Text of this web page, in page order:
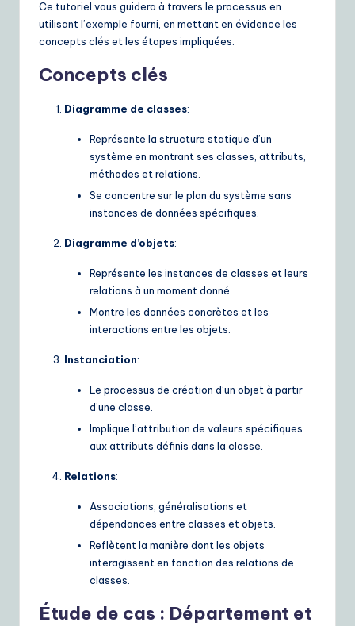
o
Ce tutoriel vous guidera à travers le processus en
utilisant l’exemple fourni, en mettant en évidence les
concepts clés et les étapes impliquées.
Concepts clés
Diagramme de classes:
Représente la structure statique d’un
système en montrant ses classes, attributs,
méthodes et relations.
Se concentre sur le plan du système sans
instances de données spécifiques.
Diagramme d’objets:
Représente les instances de classes et leurs
relations à un moment donné.
Montre les données concrètes et les
interactions entre les objets.
Instanciation:
Le processus de création d’un objet à partir
d’une classe.
Implique l’attribution de valeurs spécifiques
aux attributs définis dans la classe.
Relations:
Associations, généralisations et
dépendances entre classes et objets.
Reflètent la manière dont les objets
interagissent en fonction des relations de
classes.
Étude de cas : Département et